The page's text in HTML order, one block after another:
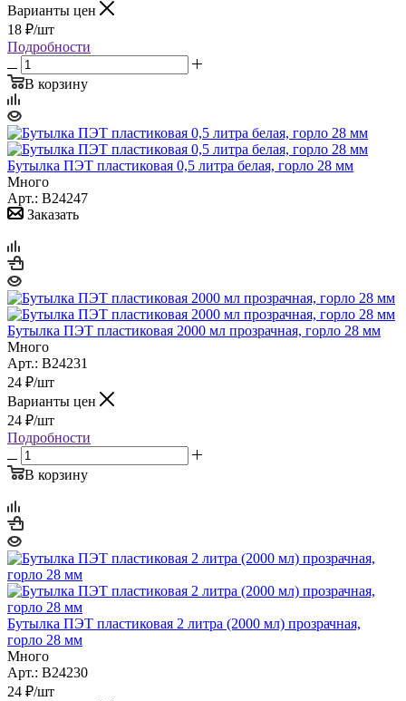
Варианты цен
18 ₽/шт
Подробности
В корзину
Бутылка ПЭТ пластиковая 0,5 литра белая, горло 28 мм
Много
Арт.: B24247
Заказать
Бутылка ПЭТ пластиковая 2000 мл прозрачная, горло 28 мм
Много
Арт.: B24231
24 ₽/шт
Варианты цен
24 ₽/шт
Подробности
В корзину
Бутылка ПЭТ пластиковая 2 литра (2000 мл) прозрачная,
горло 28 мм
Много
Арт.: B24230
24 ₽/шт